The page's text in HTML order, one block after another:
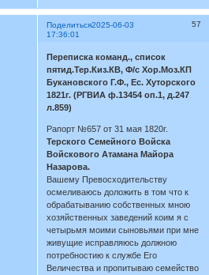
Поделиться 57
2025-06-03
17:36:01
Переписка команд., список
пятид.Тер.Киз.КВ, Ф/с Хор.Моз.КП
Букановского Г.Ф., Ес. Хуторского
1821г. (РГВИА ф.13454 оп.1, д.247
л.859)
Рапорт №657 от 31 мая 1820г.
Терского Семейного Войска
Войскового Атамана Майора
Назарова.
Вашему Превосходительству
осмеливаюсь доложить в том что к
обрабатыванию собственных мною
хозяйственных заведений коим я с
четырьмя моими сыновьями при мне
живущие исправляюсь должною
потребностию к службе Его
Величества и пропитываю семейство